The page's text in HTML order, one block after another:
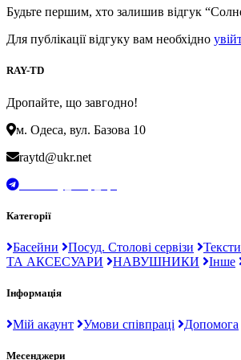
Будьте першим, хто залишив відгук
Для публікації відгуку вам необхідно
RAY-TD
Дропайте, що завгодно!
м. Одеса, вул. Базова 10
raytd@ukr.net
Категорії
Басейни Посуд. Столові сервізи
ТА АКСЕСУАРИ
НАВУШНИКИ Інше
Інформація
Мій акаунт Умови співпраці Допомога
Месенджери